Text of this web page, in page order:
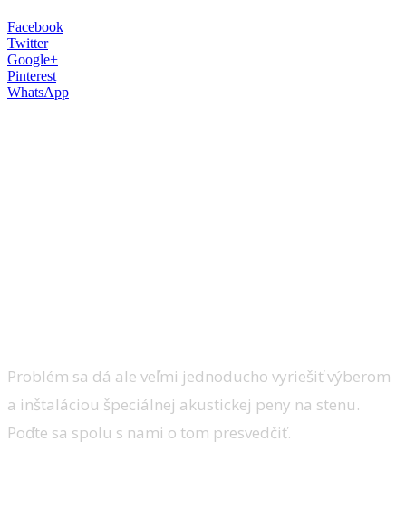
Facebook
Twitter
Google+
Pinterest
WhatsApp
Problém sa dá ale veľmi jednoducho vyriešiť výberom
a inštaláciou špeciálnej akustickej peny na stenu.
Poďte sa spolu s nami o tom presvedčiť.